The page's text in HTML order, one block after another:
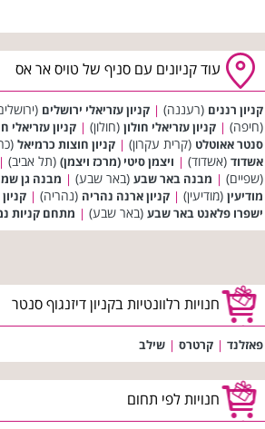
עוד קניונים עם סניף של טויס אר אס
קניון רננים (רעננה) | קניון עזריאלי ירושלים
(חיפה) | קניון עזריאלי חולון (חולון) | קניון עזריאלי
סנטר אאוטלט (קרית עקרון) | קניון חוצות כרמיאל
אשדוד (אשדוד) | ויצמן סיטי (מרכז ויצמן) (תל אביב) |
(שפיים) | מבנה באר שבע (באר שבע) | מבנה גן
מודיעין (מודיעין) | קניון ארנה נהריה (נהריה) |
ישפרו פלאנט באר שבע (באר שבע) | מתחם קניות
חנויות רלוונטיות בקניון דיזנגוף סנטר
פאזלנד | קרטרס | שילב
חנויות לפי תחום